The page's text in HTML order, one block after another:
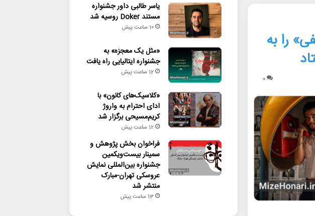
را به
۰
یاسر طالبی داور جشنواره
مستند Doker روسیه شد
10 ساعت پیش
«مثل یک معجزه» به
جشنواره ایتالیایی راه یافت
12 ساعت پیش
«کلاسیک‌های کانون» با
ادای احترام به واروژ
کریم‌مسیحی برگزار شد
12 ساعت پیش
فراخوان بخش پژوهش و
سمینار بیست‌ویکمین
جشنواره بین‌المللی نمایش
عروسکی تهران-مبارک
منتشر شد
13 ساعت پیش